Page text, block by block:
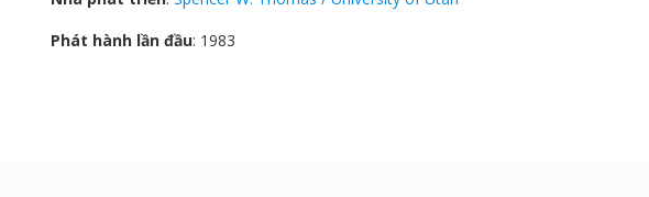
Phát hành lần đầu: 1983